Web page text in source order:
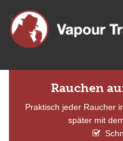
Rauchen
Praktisch jeder Raucher
später mit